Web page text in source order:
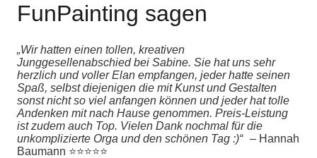
FunPainting sagen
„Wir hatten einen tollen, kreativen
Junggesellenabschied bei Sabine. Sie hat uns sehr
herzlich und voller Elan empfangen, jeder hatte seinen
Spaß, selbst diejenigen die mit Kunst und Gestalten
sonst nicht so viel anfangen können und jeder hat tolle
Andenken mit nach Hause genommen. Preis-Leistung
ist zudem auch Top. Vielen Dank nochmal für die
unkomplizierte Orga und den schönen Tag :)“– Hannah
Baumann ⭐⭐⭐⭐⭐